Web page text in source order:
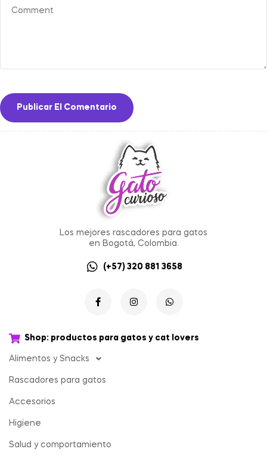
Los mejores rascadores para gatos
en Bogotá, Colombia.
(+57) 320 881 3658
Shop: productos para gatos y cat lovers
Alimentos y Snacks
Rascadores para gatos
Accesorios
Higiene
Salud y comportamiento